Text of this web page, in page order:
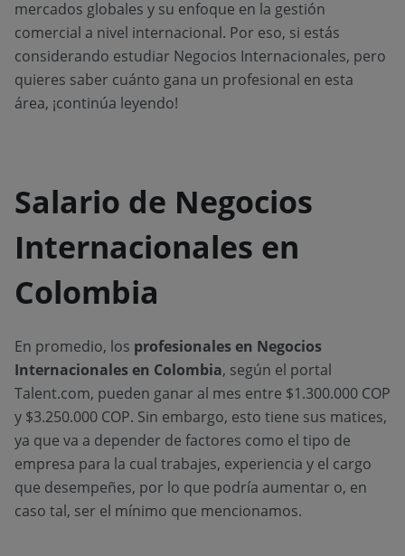
mercados globales y su enfoque en la gestión
comercial a nivel internacional. Por eso, si estás
considerando estudiar Negocios Internacionales, pero
quieres saber cuánto gana un profesional en esta
área, ¡continúa leyendo!
Salario de Negocios
Internacionales en
Colombia
En promedio, los profesionales en Negocios
Internacionales en Colombia, según el portal
Talent.com, pueden ganar al mes entre $1.300.000 COP
y $3.250.000 COP. Sin embargo, esto tiene sus matices,
ya que va a depender de factores como el tipo de
empresa para la cual trabajes, experiencia y el cargo
que desempeñes, por lo que podría aumentar o, en
caso tal, ser el mínimo que mencionamos.